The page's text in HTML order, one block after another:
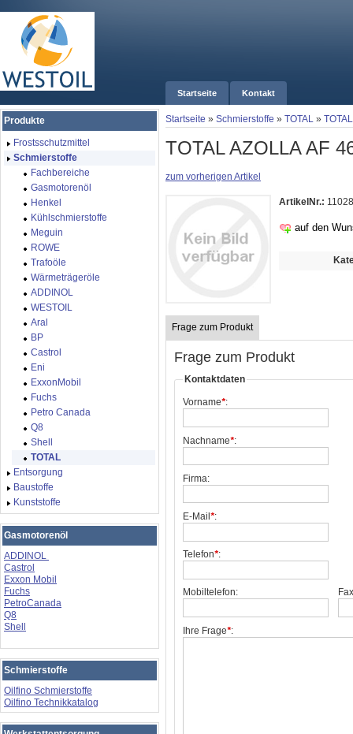
Startseite Kontakt
Startseite » Schmierstoffe » TOTAL »
TOTAL AZOLLA AF
zum vorherigen Artikel
ArtikelNr.:
auf den
Frage zum Produkt
Frage zum Produkt
Kontaktdaten
Vorname*:
Nachname*:
Firma:
E-Mail *:
Telefon*:
Mobiltelefon:
Ihre Frage*:
Produkte
Frostsschutzmittel
Schmierstoffe
Fachbereiche
Gasmotorenöl
Henkel
Kühlschmierstoffe
Meguin
ROWE
Trafoöle
Wärmeträgeröle
ADDINOL
WESTOIL
Aral
BP
Castrol
Eni
ExxonMobil
Fuchs
Petro Canada
Q8
Shell
TOTAL
Entsorgung
Baustoffe
Kunststoffe
Gasmotorenöl
ADDINOL
Castrol
Exxon Mobil
Fuchs
PetroCanada
Q8
Shell
Schmierstoffe
Oilfino Schmierstoffe
Oilfino Technikkatalog